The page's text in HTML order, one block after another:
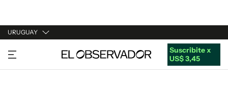
URUGUAY
URUGUAY
ARGENTINA
Suscribite x
US$ 3,45